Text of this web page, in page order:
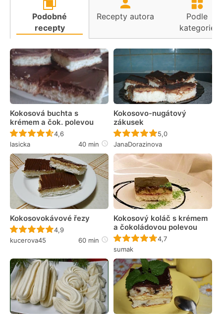
Podobné
recepty
Recepty autora
Podle
kategorie
Kokosová buchta s
krémem a čok. polevou
Recept ještě nebyl hodnocen
4,6
lasicka
40 min
Kokosovo-nugátový
zákusek
Recept ještě nebyl
5,0
JanaDorazinova
Kokosovokávové řezy
Recept ještě nebyl hodnocen
4,9
kucerova45
60 min
Kokosový koláč s krémem
a čokoládovou polevou
Recept ještě nebyl
4,7
sumak